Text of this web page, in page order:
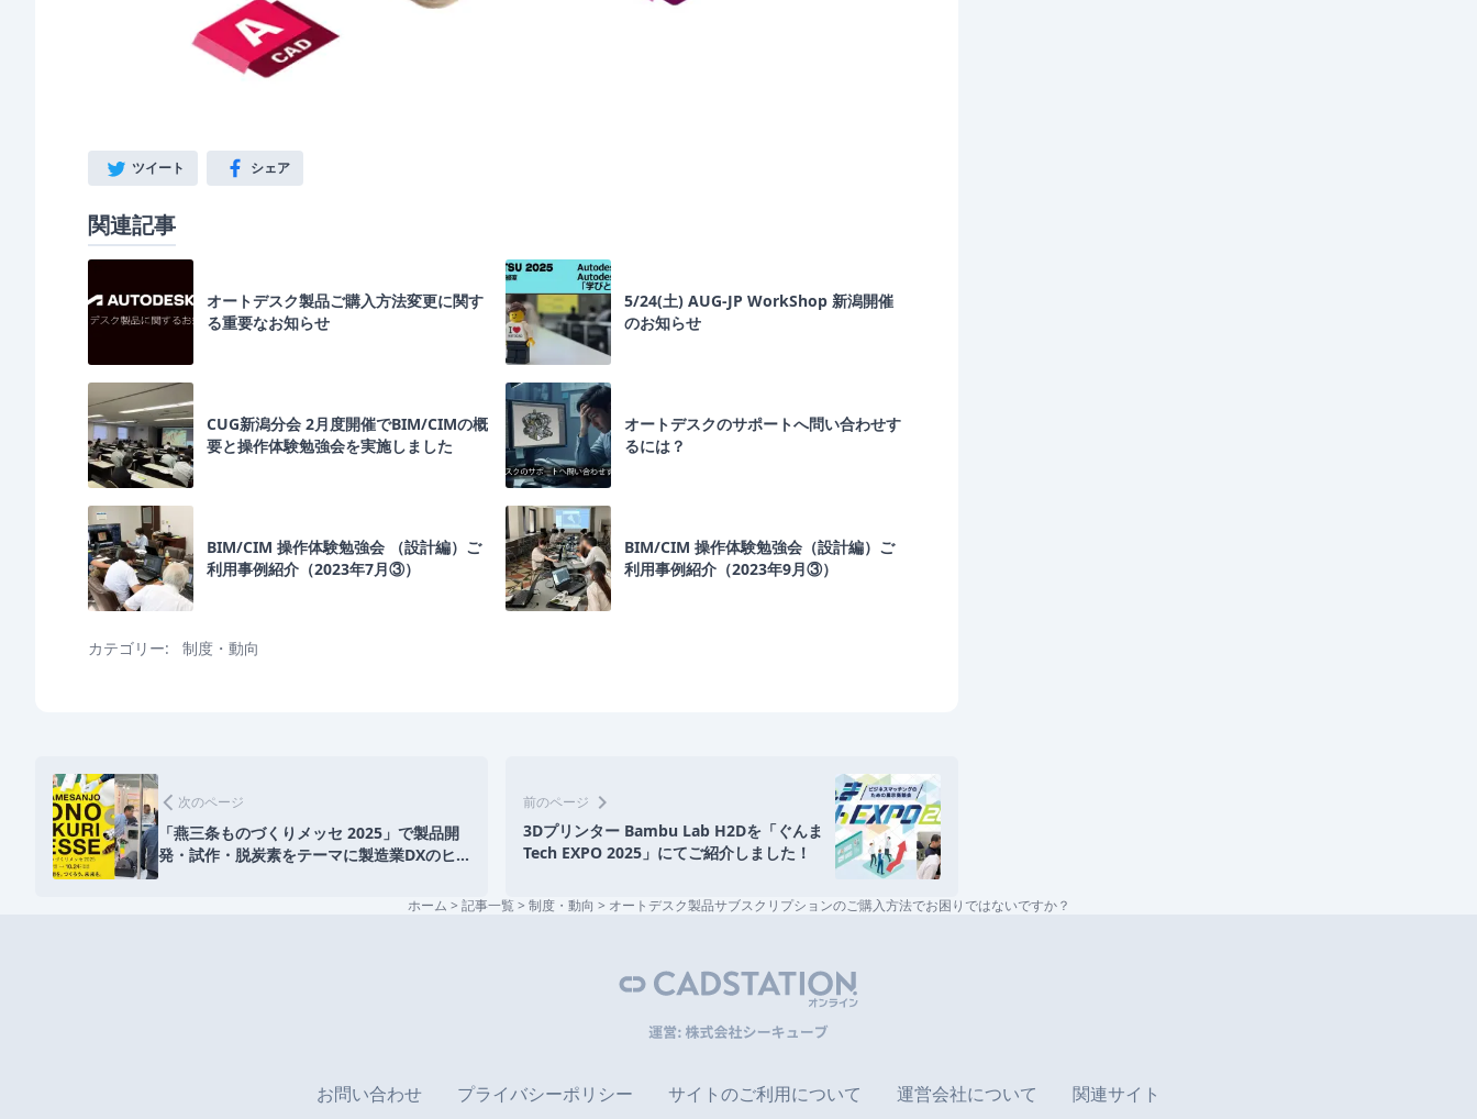
Twitterツイート Facebook
シェア
関連記事
オートデスク製品ご購入方法変更に関す
る重要なお知らせ
5/24(土) AUG-JP WorkShop 新潟開催
のお知らせ
CUG新潟分会 2月度開催でBIM/CIMの概
要と操作体験勉強会を実施しました
オートデスクのサポートへ問い合わせす
るには？
BIM/CIM 操作体験勉強会 （設計編）ご
利用事例紹介（2023年7月③）
BIM/CIM 操作体験勉強会（設計編）ご
利用事例紹介（2023年9月③）
カテゴリー: 制度・動向
arrow_back_ios 次のページ
「燕三条ものづくりメッセ 2025」で製品開
発・試作・脱炭素をテーマに製造業DXのヒ
前のページ chevron_right
3Dプリンター Bambu Lab H2Dを「ぐんま
Tech EXPO 2025」にてご紹介しました！
ホーム > 記事一覧 > 制度・動向 > オートデスク製品サブスクリプションのご購入方法でお困りではないですか？
お問い合わせ プライバシーポリシー サイトのご利用について 運営会社について 関連サイト